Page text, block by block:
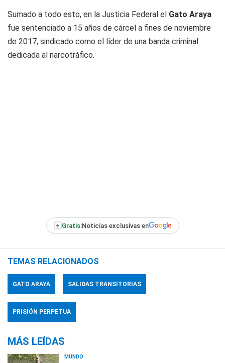
Sumado a todo esto, en la Justicia Federal el Gato Araya
fue sentenciado a 15 años de cárcel a fines de noviembre
de 2017, sindicado como el líder de una banda criminal
dedicada al narcotráfico.
+ Gratis:Noticias exclusivas en
TEMAS RELACIONADOS
GATO ARAYA SALIDAS TRANSITORIAS
PRISIÓN PERPETUA
MÁS LEÍDAS
MUNDO